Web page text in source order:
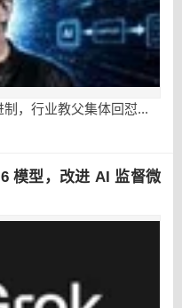
，行业教父集体回怼...
模型，改进 AI 监督微